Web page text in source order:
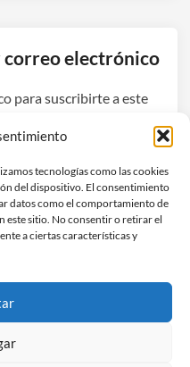
tecnologías como las cookies
del dispositivo. El consentimiento
datos como el comportamiento de
este sitio. No consentir o retirar el
a ciertas características y
correo electrónico
para suscribirte a este